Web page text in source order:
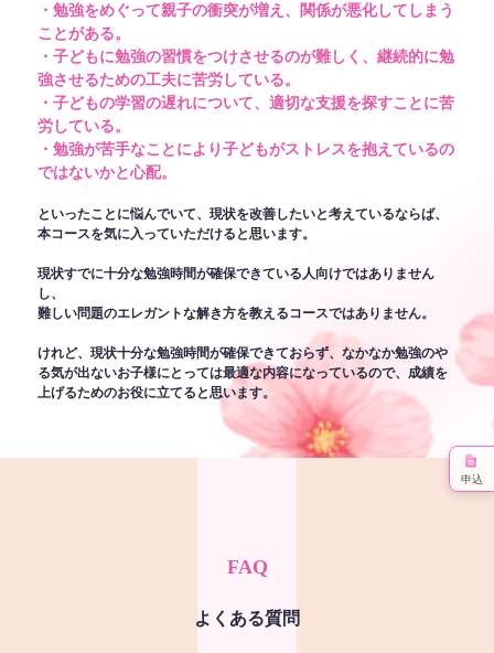
・勉強をめぐって親子の衝突が増え、関係が悪化してしまう
ことがある。
・子どもに勉強の習慣をつけさせるのが難しく、継続的に勉
強させるための工夫に苦労している。
・子どもの学習の遅れについて、適切な支援を探すことに苦
労している。
・勉強が苦手なことにより子どもがストレスを抱えているの
ではないかと心配。
といったことに悩んでいて、現状を改善したいと考えているならば、
本コースを気に入っていただけると思います。
現状すでに十分な勉強時間が確保できている人向けではありません
し、
難しい問題のエレガントな解き方を教えるコースではありません。
けれど、現状十分な勉強時間が確保できておらず、なかなか勉強のや
る気が出ないお子様にとっては最適な内容になっているので、成績を
上げるためのお役に立てると思います。
FAQ
よくある質問
申込